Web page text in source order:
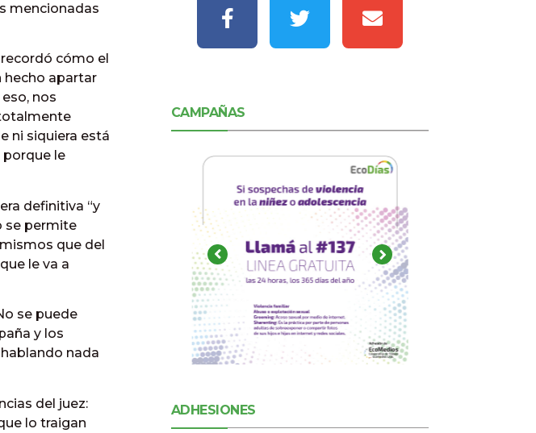
mencionadas
cómo el
hecho apartar
nos
ni siquiera está
porque le
definitiva “y
se permite
que del
le va a
se puede
y los
nada
del juez:
lo traigan
CAMPAÑAS
ADHESIONES